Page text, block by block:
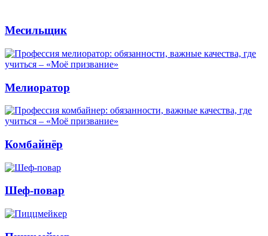
Месильщик
Мелиоратор
Комбайнёр
Шеф-повар